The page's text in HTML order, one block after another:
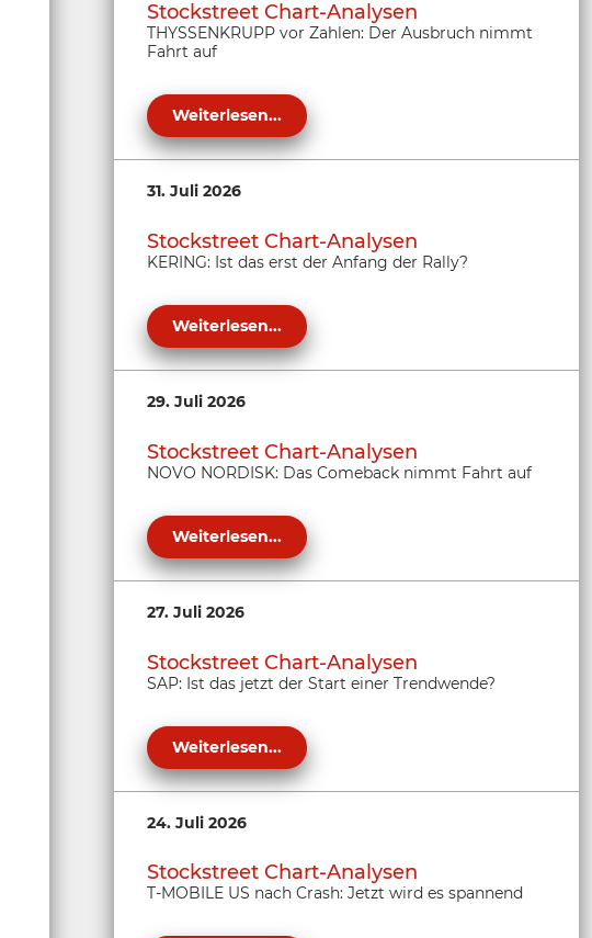
Stockstreet Chart-Analysen
THYSSENKRUPP vor Zahlen: Der Ausbruch nimmt
Fahrt auf
Weiterlesen...
31. Juli 2026
Stockstreet Chart-Analysen
KERING: Ist das erst der Anfang der Rally?
Weiterlesen...
29. Juli 2026
Stockstreet Chart-Analysen
NOVO NORDISK: Das Comeback nimmt Fahrt auf
Weiterlesen...
27. Juli 2026
Stockstreet Chart-Analysen
SAP: Ist das jetzt der Start einer Trendwende?
Weiterlesen...
24. Juli 2026
Stockstreet Chart-Analysen
T-MOBILE US nach Crash: Jetzt wird es spannend